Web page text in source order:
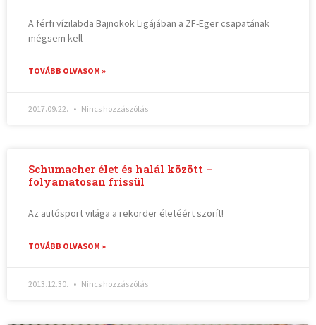
A férfi vízilabda Bajnokok Ligájában a ZF-Eger csapatának
mégsem kell
TOVÁBB OLVASOM »
2017.09.22. Nincs hozzászólás
Schumacher élet és halál között –
folyamatosan frissül
Az autósport világa a rekorder életéért szorít!
TOVÁBB OLVASOM »
2013.12.30. Nincs hozzászólás